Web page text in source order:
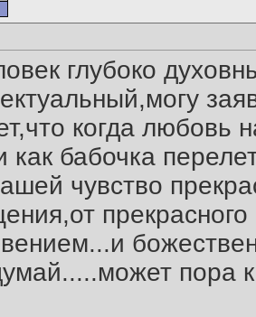
глубоко
когда любовь
как бабочка
чувство
пора